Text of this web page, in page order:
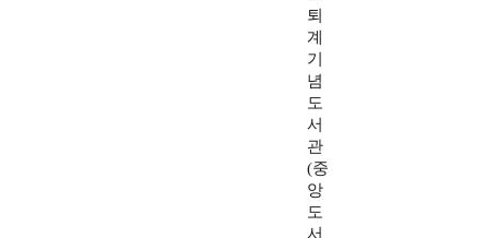
퇴
계
기
념
도
서
관
(중
앙
도
서